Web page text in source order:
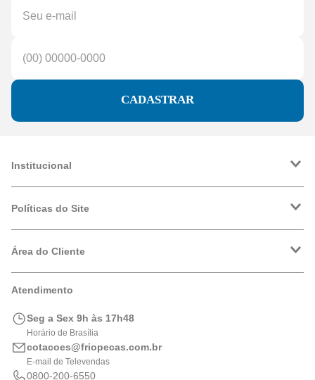
CADASTRAR
Institucional
Trabalhe Conosco
Políticas do Site
Política de Privacidade
Logística
Área do Cliente
Meus Pedidos
Portal de Boletos
Atendimento
Seg a Sex 9h às 17h48
Horário de Brasília
cotacoes@friopecas.com.br
E-mail de Televendas
0800-200-6550